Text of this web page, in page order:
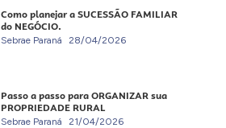
Como planejar a SUCESSÃO FAMILIAR
do NEGÓCIO.
Sebrae Paraná 28/04/2026
Passo a passo para ORGANIZAR sua
PROPRIEDADE RURAL
Sebrae Paraná 21/04/2026